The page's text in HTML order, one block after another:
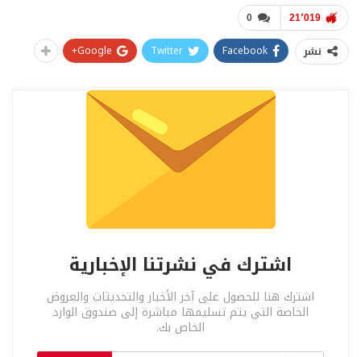
0 21٬019
نشر Facebook
Twitter
Google+
اشترك في نشرتنا الإخبارية
اشترك هنا للحصول على آخر الأخبار والتحديثات والعروض
الخاصة التي يتم تسليمها مباشرة إلى صندوق الوارد
الخاص بك.